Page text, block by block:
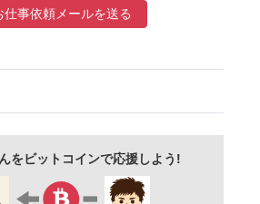
状 子ども
仕事依頼メールを送る
をビットコインで応援しよう!